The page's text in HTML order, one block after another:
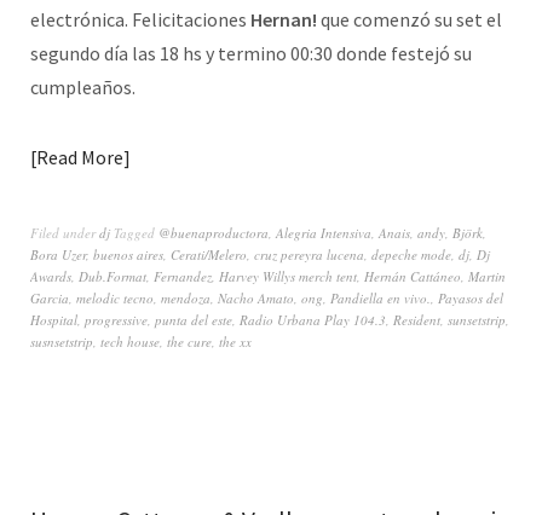
electrónica. Felicitaciones Hernan! que comenzó su set el
segundo día las 18 hs y termino 00:30 donde festejó su
cumpleaños.
Read More
Filed underdj Tagged @buenaproductora, Alegria Intensiva, Anais, andy, Björk,
Bora Uzer, buenos aires, Cerati/Melero, cruz pereyra lucena, depeche mode, dj, Dj
Awards, Dub.Format, Fernandez, Harvey Willys merch tent, Hernán Cattáneo, Martin
Garcia, melodic tecno, mendoza, Nacho Amato, ong, Pandiella en vivo., Payasos del
Hospital, progressive, punta del este, Radio Urbana Play 104.3, Resident, sunsetstrip,
susnsetstrip, tech house, the cure, the xx